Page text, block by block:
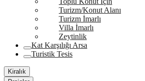
Turizm/Konut Alanı
Turizm İmarlı
Villa İmarlı
Zeytinlik
Kat Karşılığı Arsa
Turistik Tesis
Kiralık